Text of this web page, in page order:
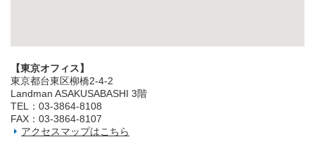
【東京オフィス】
東京都台東区柳橋2‐4‐2
Landman ASAKUSABASHI 3階
TEL：03‐3864‐8108
FAX：03‐3864‐8107
アクセスマップはこちら